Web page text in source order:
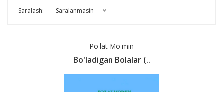
Saralash: Saralanmasin
Po'lat Mo'min
Bo'ladigan Bolalar (..